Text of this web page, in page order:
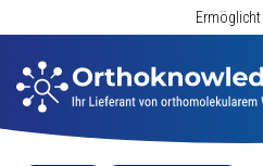
Ermöglicht